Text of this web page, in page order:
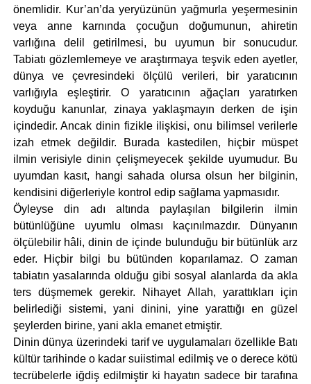
önemlidir. Kur’an’da yeryüzünün yağmurla yeşermesinin
veya anne karnında çocuğun doğumunun, ahiretin
varlığına delil getirilmesi, bu uyumun bir sonucudur.
Tabiatı gözlemlemeye ve araştırmaya teşvik eden ayetler,
dünya ve çevresindeki ölçülü verileri, bir yaratıcının
varlığıyla eşleştirir. O yaratıcının ağaçları yaratırken
koyduğu kanunlar, zinaya yaklaşmayın derken de işin
içindedir. Ancak dinin fizikle ilişkisi, onu bilimsel verilerle
izah etmek değildir. Burada kastedilen, hiçbir müspet
ilmin verisiyle dinin çelişmeyecek şekilde uyumudur. Bu
uyumdan kasıt, hangi sahada olursa olsun her bilginin,
kendisini diğerleriyle kontrol edip sağlama yapmasıdır.
Öyleyse din adı altında paylaşılan bilgilerin ilmin
bütünlüğüne uyumlu olması kaçınılmazdır. Dünyanın
ölçülebilir hâli, dinin de içinde bulunduğu bir bütünlük arz
eder. Hiçbir bilgi bu bütünden koparılamaz. O zaman
tabiatın yasalarında olduğu gibi sosyal alanlarda da akla
ters düşmemek gerekir. Nihayet Allah, yarattıkları için
belirlediği sistemi, yani dinini, yine yarattığı en güzel
şeylerden birine, yani akla emanet etmiştir.
Dinin dünya üzerindeki tarif ve uygulamaları özellikle Batı
kültür tarihinde o kadar suiistimal edilmiş ve o derece kötü
tecrübelerle iğdiş edilmiştir ki hayatın sadece bir tarafına